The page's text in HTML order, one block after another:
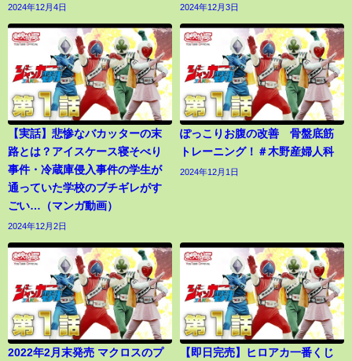
2024年12月4日 2024年12月3日
【実話】悲惨なバカッターの末
路とは？アイスケース寝そべり
事件・冷蔵庫侵入事件の学生が
通っていた学校のブチギレがす
ごい…（マンガ動画）
2024年12月2日
ぽっこりお腹の改善 骨盤底筋
トレーニング！＃木野産婦人科
2024年12月1日
2022年2月末発売 マクロスのプ
【即日完売】ヒロアカ一番くじ